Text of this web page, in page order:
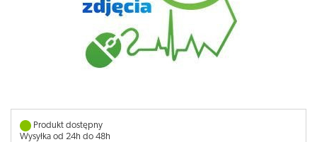
Produkt dostępny
Wysyłka od 24h do 48h